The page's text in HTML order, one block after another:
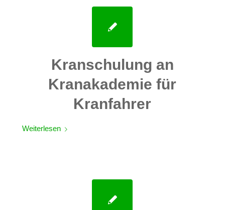
Kranschulung an
Kranakademie für
Kranfahrer
Weiterlesen